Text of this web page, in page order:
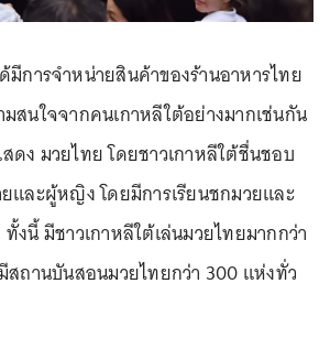
มีการจำหน่ายสินค้าของร้านอาหารไทย
สนใจจากคนเกาหลีใต้อย่างมากเช่นกัน
ดง มวยไทย โดยชาวเกาหลีใต้ชื่นชอบ
ละผู้หญิง โดยมีการเรียนชกมวยและ
งนี้ มีชาวเกาหลีใต้เล่นมวยไทยมากกว่า
ถานบันสอนมวยไทยกว่า 300 แห่งทั่ว